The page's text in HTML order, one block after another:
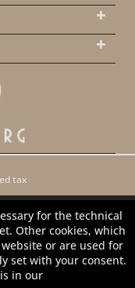
tax
for the technical
Other cookies, which
or are used for
set with your consent.
in our